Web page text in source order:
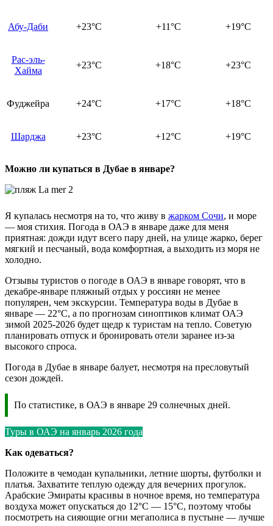
Абу-Даби +23°C +11°C +19°C
Рас-эль-
Хайма
+23°C +18°C +23°C
Фуджейра +24°C +17°C +18°C
Шарджа +23°C +12°C +19°C
Можно ли купаться в Дубае в январе?
Я купалась несмотря на то, что живу в жарком Сочи, и море
— моя стихия. Погода в ОАЭ в январе даже для меня
приятная: дожди идут всего пару дней, на улице жарко, берег
мягкий и песчаный, вода комфортная, а выходить из моря не
холодно.
Отзывы туристов о погоде в ОАЭ в январе говорят, что в
декабре-январе пляжный отдых у россиян не менее
популярен, чем экскурсии. Температура воды в Дубае в
январе — 22°С, а по прогнозам синоптиков климат ОАЭ
зимой 2025-2026 будет щедр к туристам на тепло. Советую
планировать отпуск и бронировать отели заранее из-за
высокого спроса.
Погода в Дубае в январе балует, несмотря на пресловутый
сезон дождей.
По статистике, в ОАЭ в январе 29 солнечных дней.
Туры в ОАЭ на январь 2026 года
Как одеваться?
Положите в чемодан купальники, летние шорты, футболки и
платья. Захватите теплую одежду для вечерних прогулок.
Арабские Эмираты красивы в ночное время, но температура
воздуха может опускаться до 12°С — 15°С, поэтому чтобы
посмотреть на сияющие огни мегаполиса в пустыне — лучше